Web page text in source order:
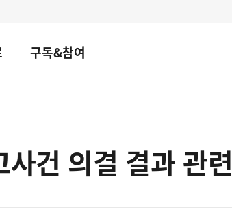
구독&참여
건 의결 결과 관련